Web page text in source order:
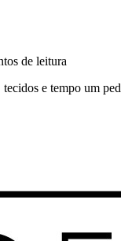
de leitura
e tempo um